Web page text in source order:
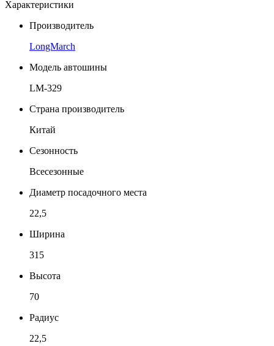
Характеристики
Производитель
LongMarch
Модель автошины
LM-329
Страна производитель
Китай
Сезонность
Всесезонные
Диаметр посадочного места
22,5
Ширина
315
Высота
70
Радиус
22,5